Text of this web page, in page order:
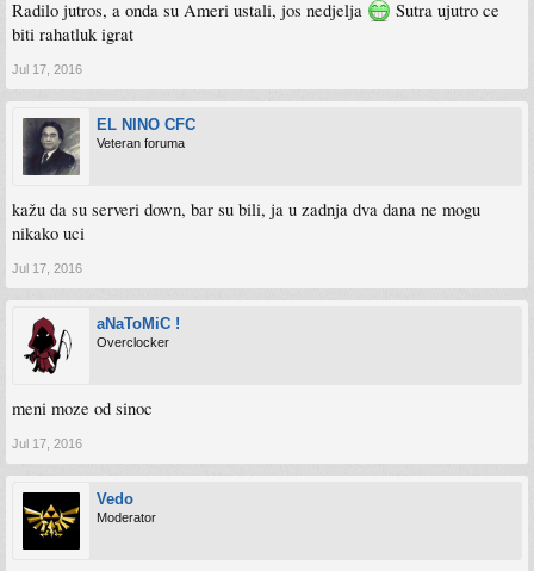
Radilo jutros, a onda su Ameri ustali, jos nedjelja
Sutra ujutro ce
biti rahatluk igrat
Jul 17, 2016
EL NINO CFC
Veteran foruma
kažu da su serveri down, bar su bili, ja u zadnja dva dana ne mogu
nikako uci
Jul 17, 2016
aNaToMiC !
Overclocker
meni moze od sinoc
Jul 17, 2016
Vedo
Moderator